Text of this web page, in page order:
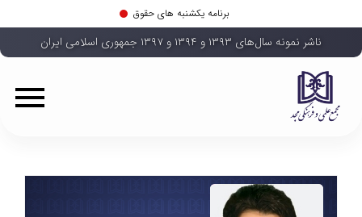
برنامه یکشنبه های حقوق
ناشر نمونه سال‌های ۱۳۹۳ و ۱۳۹۴ و ۱۳۹۷ جمهوری اسلامی ایران